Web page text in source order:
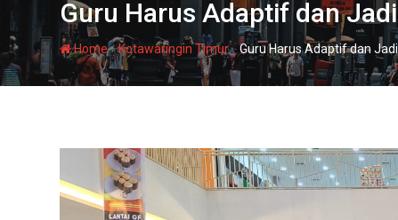
Guru Harus Adaptif dan
Home-Kotawaringin Timur-Guru Harus Adaptif dan